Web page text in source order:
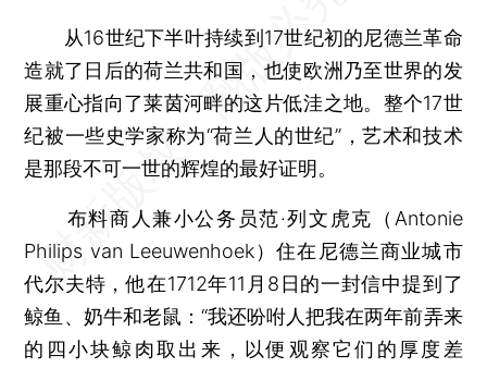
从16世纪下半叶持续到17世纪初的尼德兰革命
造就了日后的荷兰共和国，也使欧洲乃至世界的发
展重心指向了莱茵河畔的这片低洼之地。整个17世
纪被一些史学家称为“荷兰人的世纪”，艺术和技术
是那段不可一世的辉煌的最好证明。
布料商人兼小公务员范·列文虎克（Antonie
Philips van Leeuwenhoek）住在尼德兰商业城市
代尔夫特，他在1712年11月8日的一封信中提到了
鲸鱼、奶牛和老鼠：“我还吩咐人把我在两年前弄来
的四小块鲸肉取出来，以便观察它们的厚度差